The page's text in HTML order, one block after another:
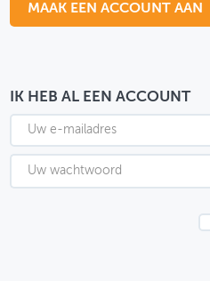
THEMASITES
MIJN PROFIEL
GEBRUIKER
MAAK EEN ACCOUNT AAN
IK HEB AL EEN ACCOUNT